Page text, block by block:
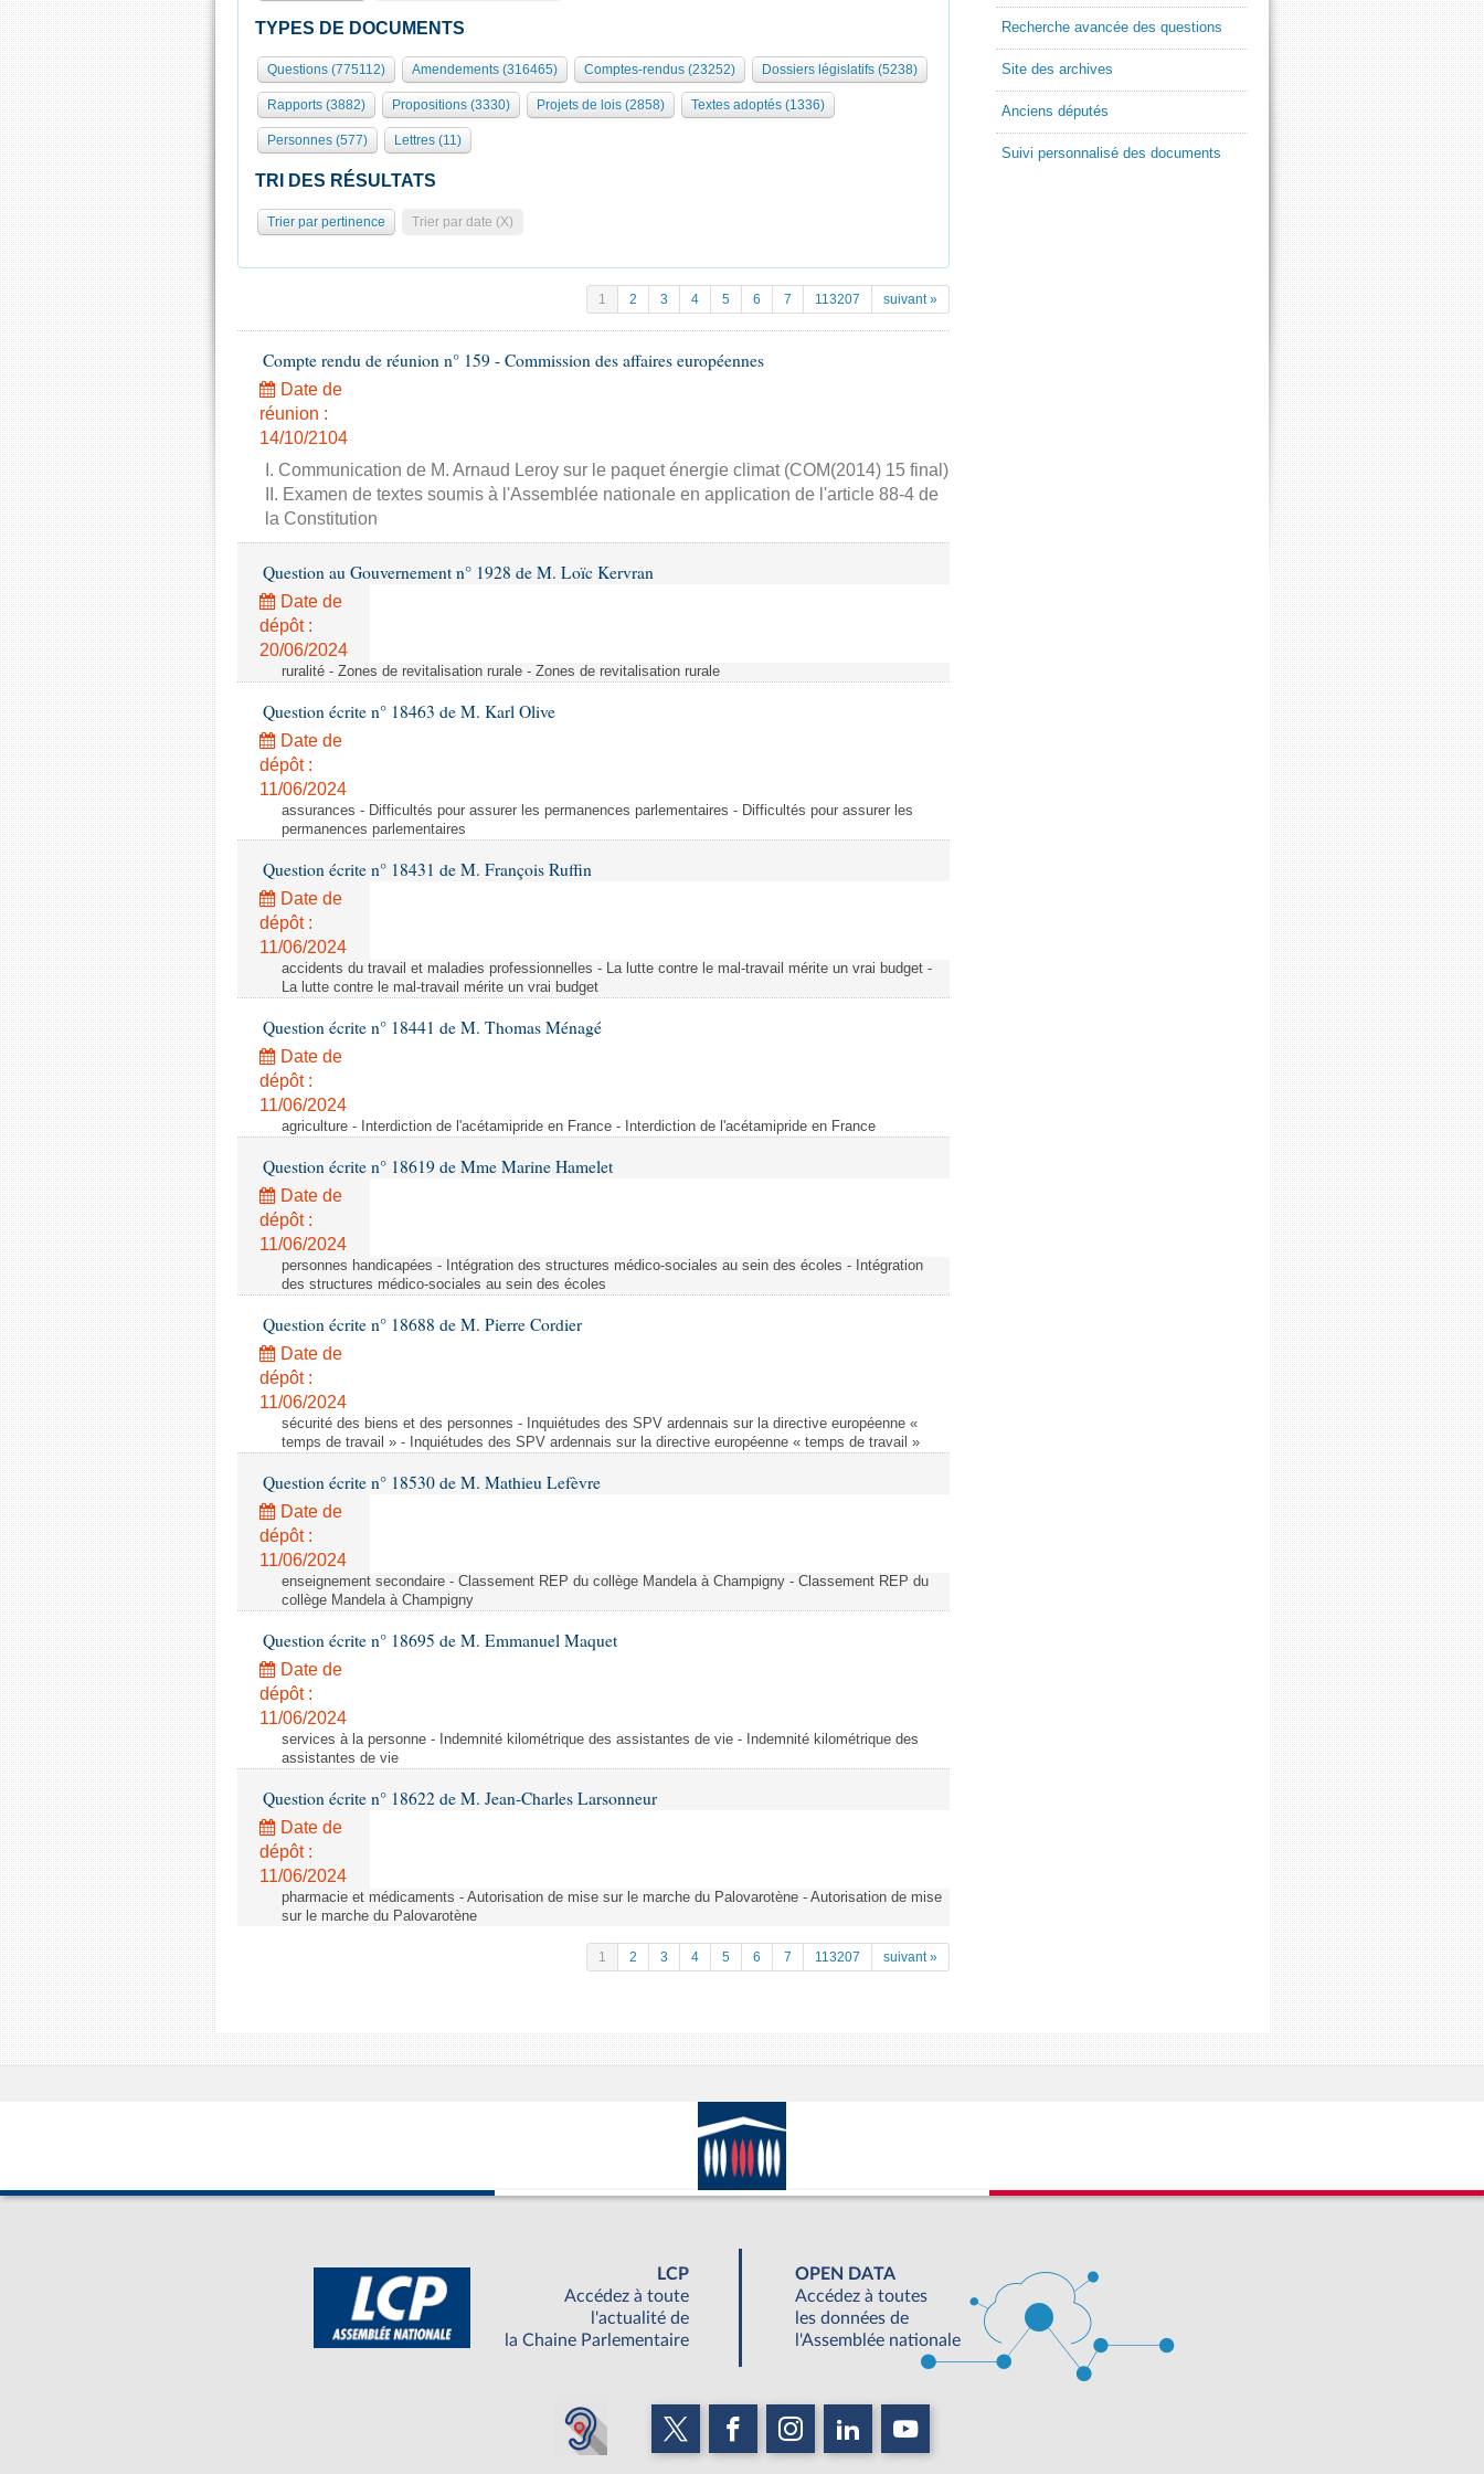
TYPES DE DOCUMENTS
Questions (775112) Amendements (316465) Comptes-rendus (23252) Dossiers législatifs (5238)
Rapports (3882) Propositions (3330) Projets de lois (2858) Textes adoptés (1336)
Personnes (577) Lettres (11)
TRI DES RÉSULTATS
Trier par pertinence Trier par date (X)
1 2 3 4 5 6 7 113207 suivant »
Compte rendu de réunion n° 159 - Commission des affaires européennes
Date de
réunion :
14/10/2104
I. Communication de M. Arnaud Leroy sur le paquet énergie climat (COM(2014) 15 final)
II. Examen de textes soumis à l'Assemblée nationale en application de l'article 88-4 de
la Constitution
Question au Gouvernement n° 1928 de M. Loïc Kervran
Date de
dépôt :
20/06/2024
ruralité - Zones de revitalisation rurale - Zones de revitalisation rurale
Question écrite n° 18463 de M. Karl Olive
Date de
dépôt :
11/06/2024
assurances - Difficultés pour assurer les permanences parlementaires - Difficultés pour assurer les
permanences parlementaires
Question écrite n° 18431 de M. François Ruffin
Date de
dépôt :
11/06/2024
accidents du travail et maladies professionnelles - La lutte contre le mal-travail mérite un vrai budget -
La lutte contre le mal-travail mérite un vrai budget
Question écrite n° 18441 de M. Thomas Ménagé
Date de
dépôt :
11/06/2024
agriculture - Interdiction de l'acétamipride en France - Interdiction de l'acétamipride en France
Question écrite n° 18619 de Mme Marine Hamelet
Date de
dépôt :
11/06/2024
personnes handicapées - Intégration des structures médico-sociales au sein des écoles - Intégration
des structures médico-sociales au sein des écoles
Question écrite n° 18688 de M. Pierre Cordier
Date de
dépôt :
11/06/2024
sécurité des biens et des personnes - Inquiétudes des SPV ardennais sur la directive européenne «
temps de travail » - Inquiétudes des SPV ardennais sur la directive européenne « temps de travail »
Question écrite n° 18530 de M. Mathieu Lefèvre
Date de
dépôt :
11/06/2024
enseignement secondaire - Classement REP du collège Mandela à Champigny - Classement REP du
collège Mandela à Champigny
Question écrite n° 18695 de M. Emmanuel Maquet
Date de
dépôt :
11/06/2024
services à la personne - Indemnité kilométrique des assistantes de vie - Indemnité kilométrique des
assistantes de vie
Question écrite n° 18622 de M. Jean-Charles Larsonneur
Date de
dépôt :
11/06/2024
pharmacie et médicaments - Autorisation de mise sur le marche du Palovarotène - Autorisation de mise
sur le marche du Palovarotène
1 2 3 4 5 6 7 113207 suivant »
Recherche avancée des questions
Site des archives
Anciens députés
Suivi personnalisé des documents
LCP
Accédez à toute
l'actualité de
la Chaine Parlementaire
OPEN DATA
Accédez à toutes
les données de
l'Assemblée nationale